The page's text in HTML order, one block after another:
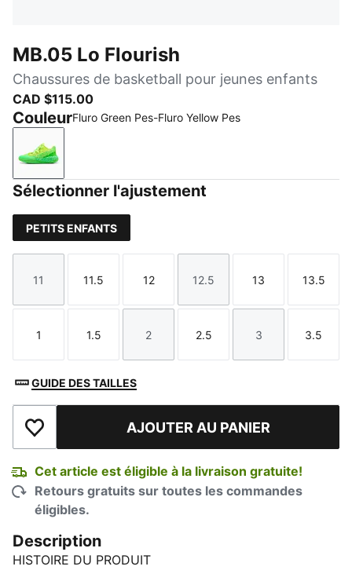
MB.05 Lo Flourish
Chaussures de basketball pour jeunes enfants
CAD $115.00
CouleurFluro Green Pes-Fluro Yellow Pes
Fluro Green Pes-Fluro Yellow Pes
Sélectionner l'ajustement
PETITS ENFANTS
Taille
11
Taille
11.5
Taille
12
Taille
12.5
Taille
13
Taille
13.5
Taille
1
Taille
1.5
Taille
2
Taille
2.5
Taille
3
Taille
3.5
GUIDE DES TAILLES
Ajouter à la liste de souhaits
AJOUTER AU PANIER
Cet article est éligible à la livraison gratuite!
Retours gratuits sur toutes les commandes
éligibles.
Description
HISTOIRE DU PRODUIT